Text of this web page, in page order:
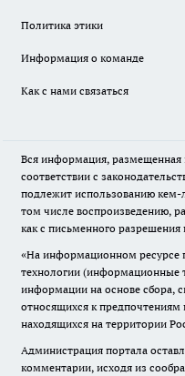
Политика этики
Информация о команде
Как с нами связаться
Вся информация, размещенная
соответствии с
подлежит использованию
том числе воспроизведению,
как с письменного разрешения
«На информационном ресурсе
технологии (информационные
информации на основе сбора,
относящихся к предпочтениям
находящихся на территории
Администрация портала
комментарии, исходя из